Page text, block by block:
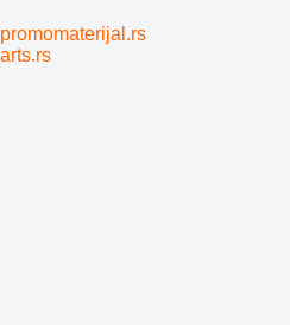
promomaterijal.rs
arts.rs